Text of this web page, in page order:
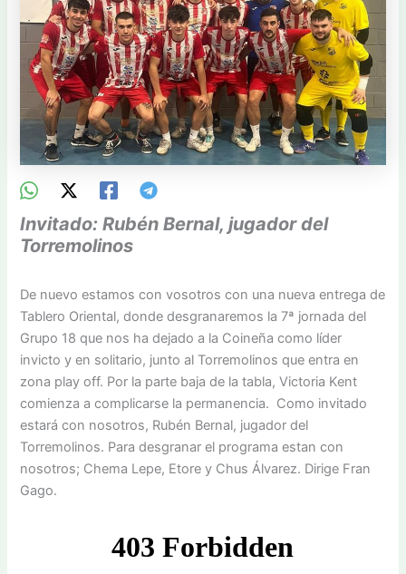
Invitado: Rubén Bernal, jugador del
Torremolinos
De nuevo estamos con vosotros con una nueva entrega de
Tablero Oriental, donde desgranaremos la 7ª jornada del
Grupo 18 que nos ha dejado a la Coineña como líder
invicto y en solitario, junto al Torremolinos que entra en
zona play off. Por la parte baja de la tabla, Victoria Kent
comienza a complicarse la permanencia. Como invitado
estará con nosotros, Rubén Bernal, jugador del
Torremolinos. Para desgranar el programa estan con
nosotros; Chema Lepe, Etore y Chus Álvarez. Dirige Fran
Gago.